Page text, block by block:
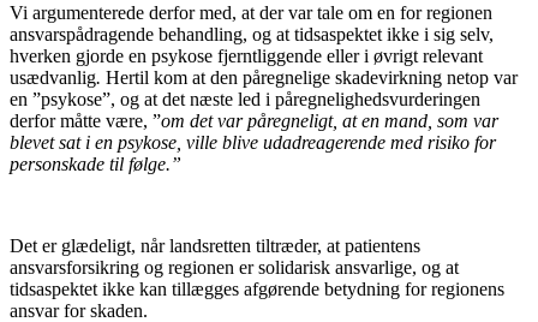
Vi argumenterede derfor med, at der var tale om en for regionen
ansvarspådragende behandling, og at tidsaspektet ikke i sig selv,
hverken gjorde en psykose fjerntliggende eller i øvrigt relevant
usædvanlig. Hertil kom at den påregnelige skadevirkning netop var
en ”psykose”, og at det næste led i påregnelighedsvurderingen
derfor måtte være, ”om det var påregneligt, at en mand, som var
blevet sat i en psykose, ville blive udadreagerende med risiko for
personskade til følge.”
Det er glædeligt, når landsretten tiltræder, at patientens
ansvarsforsikring og regionen er solidarisk ansvarlige, og at
tidsaspektet ikke kan tillægges afgørende betydning for regionens
ansvar for skaden.